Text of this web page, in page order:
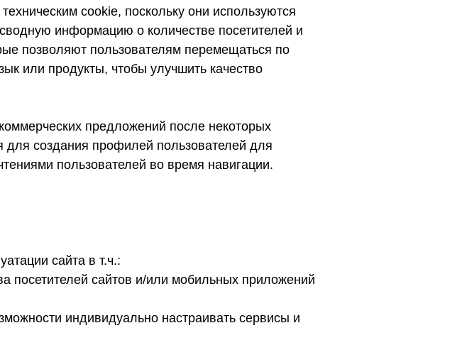
cookie, поскольку они используются
информацию о количестве посетителей и
позволяют пользователям перемещаться по
или продукты, чтобы улучшить качество
предложений после некоторых
создания профилей пользователей для
пользователей во время навигации.
сайта в т.ч.:
посетителей сайтов и/или мобильных приложений
индивидуально настраивать сервисы и